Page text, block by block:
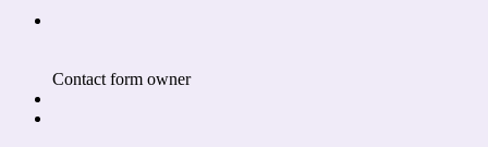
Contact form owner